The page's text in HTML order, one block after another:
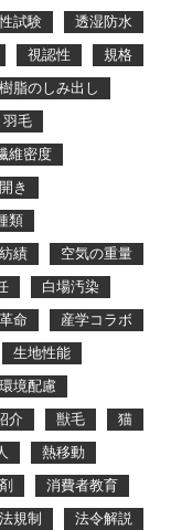
試験
透湿防水
視認性
規格
脂のしみ出し
羽毛
維密度
き
類
紡績
空気の重量
白場汚染
命
産学コラボ
生地性能
環境配慮
介 獣毛
猫
熱移動
消費者教育
法規制
法令解説